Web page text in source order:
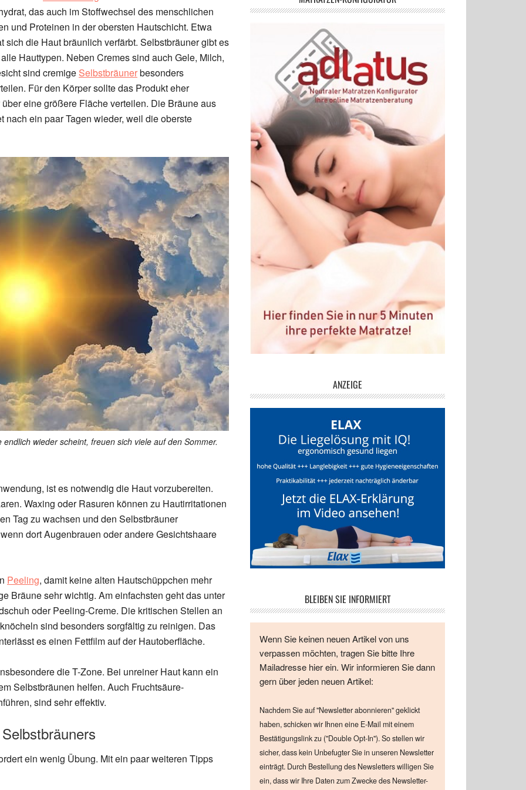
das auch im Stoffwechsel des menschlichen
und Proteinen in der obersten Hautschicht. Etwa
sich die Haut bräunlich verfärbt. Selbstbräuner gibt es
Hauttypen. Neben Cremes sind auch Gele, Milch,
sind cremige Selbstbräunerbesonders
Für den Körper sollte das Produkt eher
eine größere Fläche verteilen. Die Bräune aus
nach ein paar Tagen wieder, weil die oberste
endlich wieder scheint, freuen sich viele auf den Sommer.
ist es notwendig die Haut vorzubereiten.
Waxing oder Rasuren können zu Hautirritationen
Tag zu wachsen und den Selbstbräuner
dort Augenbrauen oder andere Gesichtshaare
Peeling, damit keine alten Hautschüppchen mehr
Bräune sehr wichtig. Am einfachsten geht das unter
oder Peeling-Creme. Die kritischen Stellen an
sind besonders sorgfältig zu reinigen. Das
es einen Fettfilm auf der Hautoberfläche.
die T-Zone. Bei unreiner Haut kann ein
Selbstbräunen helfen. Auch Fruchtsäure-
sind sehr effektiv.
ein wenig Übung. Mit ein paar weiteren Tipps
ANZEIGE
BLEIBEN SIE INFORMIERT
Wenn Sie keinen neuen Artikel von uns
verpassen möchten, tragen Sie bitte Ihre
Mailadresse hier ein. Wir informieren Sie dann
gern über jeden neuen Artikel:
Nachdem Sie auf "Newsletter abonnieren" geklickt
haben, schicken wir Ihnen eine E-Mail mit einem
Bestätigungslink zu ("Double Opt-In"). So stellen wir
sicher, dass kein Unbefugter Sie in unseren Newsletter
einträgt. Durch Bestellung des Newsletters willigen Sie
ein, dass wir Ihre Daten zum Zwecke des Newsletter-